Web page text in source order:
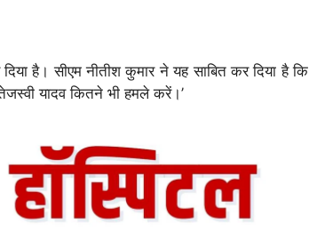
है। सीएम नीतीश कुमार ने यह साबित कर दिया है कि
यादव कितने भी हमले करें।’